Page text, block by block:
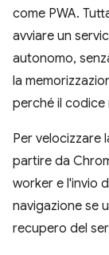
come PWA.
avviare un
autonomo,
la
perché il codice
Per velocizzare
partire da
worker e l'invio
navigazione se
recupero del